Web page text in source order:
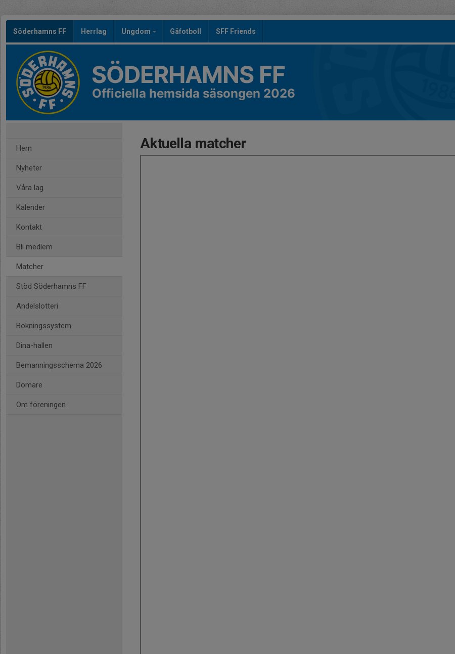
Söderhamns FF Herrlag Ungdom Gåfotboll SFF Friends
SÖDERHAMNS FF
Officiella hemsida säsongen 2026
Hem
Nyheter
Våra lag
Kalender
Kontakt
Bli medlem
Matcher
Stöd Söderhamns FF
Andelslotteri
Bokningssystem
Dina-hallen
Bemanningsschema 2026
Domare
Om föreningen
Aktuella matcher